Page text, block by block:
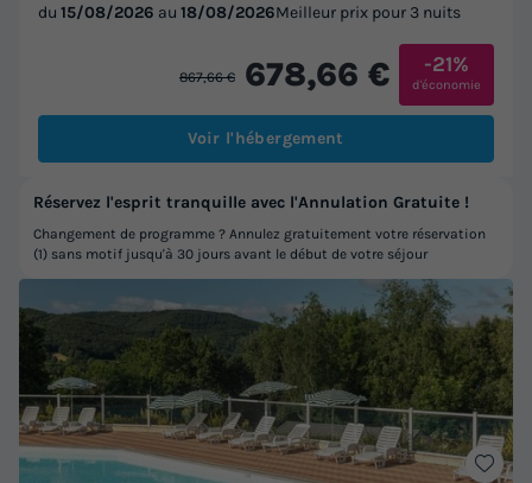
du 15/08/2026 au 18/08/2026Meilleur prix pour 3 nuits
867,66 € 678,66 € -21%
d'économie
Voir l'hébergement
Réservez l'esprit tranquille avec l'Annulation Gratuite !
Changement de programme ? Annulez gratuitement votre réservation
(1) sans motif jusqu'à 30 jours avant le début de votre séjour